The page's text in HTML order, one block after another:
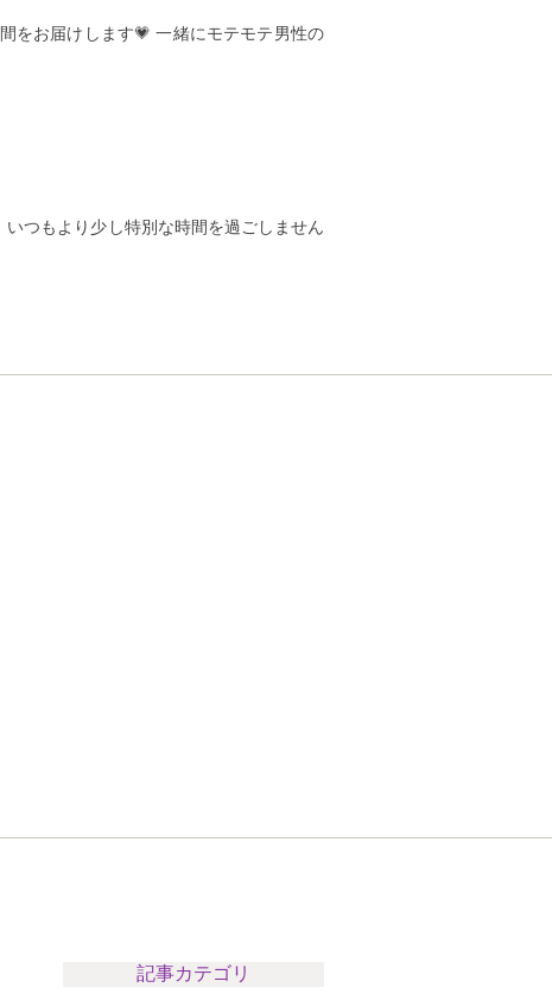
をお届けします💗 一緒にモテモテ男性の
つもより少し特別な時間を過ごしません
記事カテゴリ